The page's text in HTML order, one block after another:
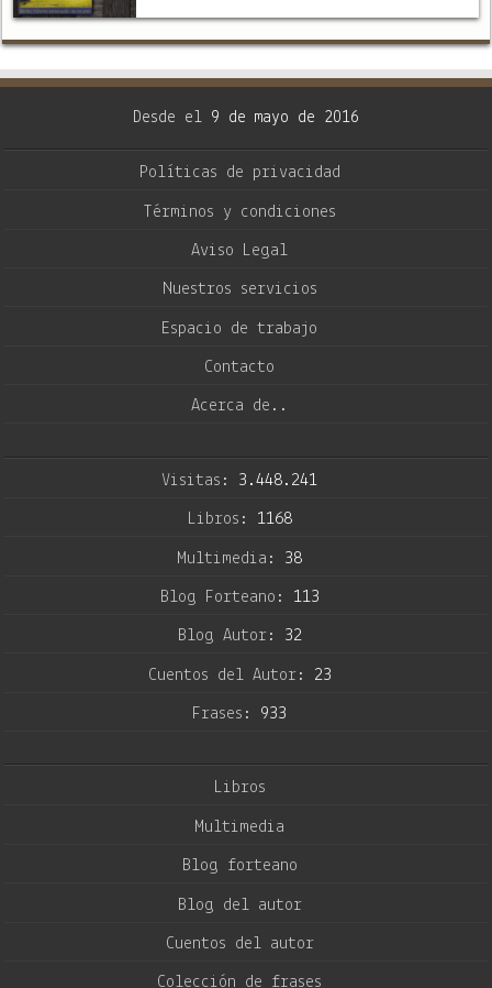
dirigida …
Desde el 9 de mayo de 2016
Políticas de privacidad
Términos y condiciones
Aviso Legal
Nuestros servicios
Espacio de trabajo
Contacto
Acerca de..
Visitas: 3.448.241
Libros: 1168
Multimedia: 38
Blog Forteano: 113
Blog Autor: 32
Cuentos del Autor: 23
Frases: 933
Libros
Multimedia
Blog forteano
Blog del autor
Cuentos del autor
Colección de frases